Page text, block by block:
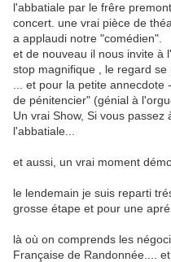
l'abbatiale par le frêre
concert. une vrai pièce de
a applaudi notre "comédien".
et de nouveau il nous invite à
stop magnifique , le regard
... et pour la petite
de pénitencier" (génial à
Un vrai Show, Si vous
l'abbatiale...
et aussi, un vrai moment
le lendemain je suis reparti
grosse étape et pour une
là où on comprends les
Française de Randonnée....